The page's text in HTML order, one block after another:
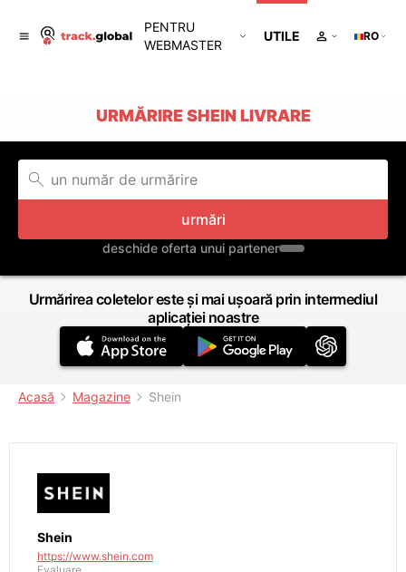
PENTRU
WEBMASTER
UTILE RO
URMĂRIRE SHEIN LIVRARE
urmări
deschide oferta unui partener
Urmărirea coletelor este și mai ușoară prin intermediul
aplicației noastre
Acasă Magazine Shein
Shein
https://www.shein.com